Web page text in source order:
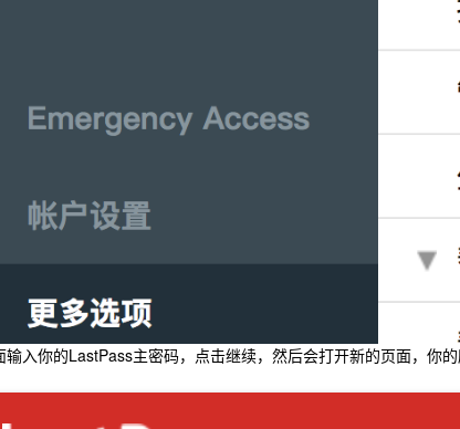
入你的LastPass主密码，点击继续，然后会打开新的页面，你